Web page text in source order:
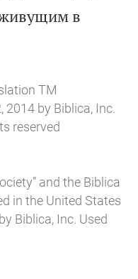
в
TM
2014 by Biblica, Inc.
reserved
and the Biblica
in the United States
Biblica, Inc. Used